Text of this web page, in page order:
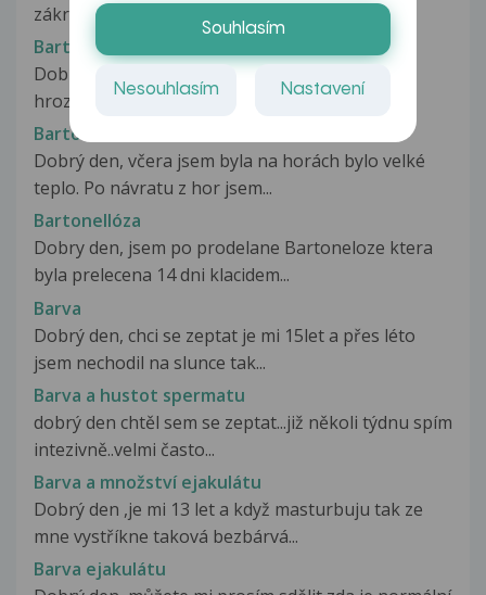
zákrok a nařízli mi žlázu, pak doktor...
Bartoliniho žľaza
Dobrý deň,mám cystu b.ž. o veľkosti veľkého
hrozna. Sama o sebe nie je bolestivá....
Bartolinitis
Dobrý den, včera jsem byla na horách bylo velké
teplo. Po návratu z hor jsem...
Bartonellóza
Dobry den, jsem po prodelane Bartoneloze ktera
byla prelecena 14 dni klacidem...
Barva
Dobrý den, chci se zeptat je mi 15let a přes léto
jsem nechodil na slunce tak...
Barva a hustot spermatu
dobrý den chtěl sem se zeptat...již několi týdnu spím
intezivně..velmi často...
Barva a množství ejakulátu
Dobrý den ,je mi 13 let a když masturbuju tak ze
mne vystříkne taková bezbárvá...
Barva ejakulátu
Souhlasím
Nesouhlasím Nastavení